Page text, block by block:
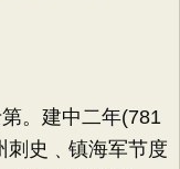
。建中二年(781
刺史﹑镇海军节度